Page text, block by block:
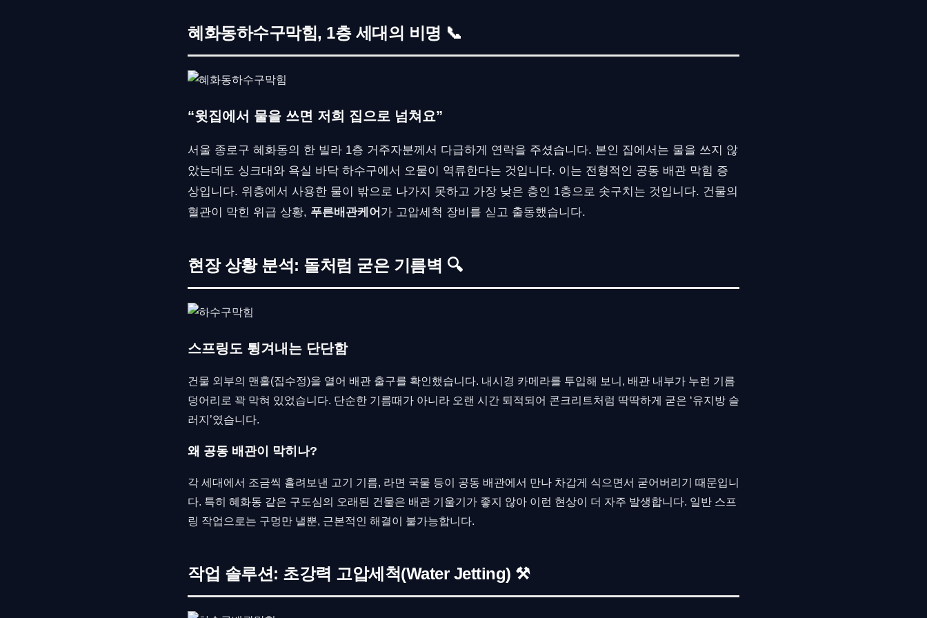
혜화동하수구막힘, 1층 세대의 비명 📞
“윗집에서 물을 쓰면 저희 집으로 넘쳐요”
서울 종로구 혜화동의 한 빌라 1층 거주자분께서 다급하게 연락을 주셨습니다. 본인 집에서는 물을 쓰지 않
았는데도 싱크대와 욕실 바닥 하수구에서 오물이 역류한다는 것입니다. 이는 전형적인 공동 배관 막힘 증
상입니다. 위층에서 사용한 물이 밖으로 나가지 못하고 가장 낮은 층인 1층으로 솟구치는 것입니다. 건물의
혈관이 막힌 위급 상황, 푸른배관케어 가 고압세척 장비를 싣고 출동했습니다.
현장 상황 분석: 돌처럼 굳은 기름벽 🔍
스프링도 튕겨내는 단단함
건물 외부의 맨홀(집수정)을 열어 배관 출구를 확인했습니다. 내시경 카메라를 투입해 보니, 배관 내부가 누런 기름
덩어리로 꽉 막혀 있었습니다. 단순한 기름때가 아니라 오랜 시간 퇴적되어 콘크리트처럼 딱딱하게 굳은 ‘유지방 슬
러지’였습니다.
왜 공동 배관이 막히나?
각 세대에서 조금씩 흘려보낸 고기 기름, 라면 국물 등이 공동 배관에서 만나 차갑게 식으면서 굳어버리기 때문입니
다. 특히 혜화동 같은 구도심의 오래된 건물은 배관 기울기가 좋지 않아 이런 현상이 더 자주 발생합니다. 일반 스프
링 작업으로는 구멍만 낼뿐, 근본적인 해결이 불가능합니다.
작업 솔루션: 초강력 고압세척(Water Jetting) ⚒